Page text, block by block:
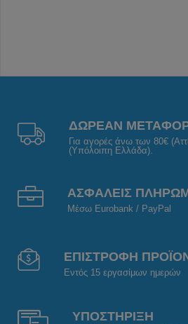
ΔΩΡΕΑΝ
Για αγορές άνω των 80€
(Υπόλοιπη Ελλάδα).
ΑΣΦΑΛΕΙΣ
Μέσω Eurobank / PayPal
ΕΠΙΣΤΡΟΦΗ
Εντός 15 εργασίμων ημερών
ΥΠΟΣΤΗΡΙΞΗ